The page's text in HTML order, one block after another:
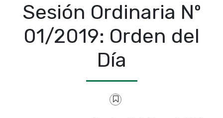
Sesión Ordinaria Nº
01/2019: Orden del
Día